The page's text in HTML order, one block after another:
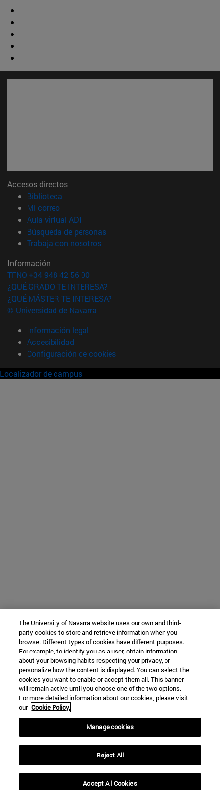
Accesos directos
Biblioteca
Mi correo(abre en nueva ventana)
Aula virtual ADI
Búsqueda de personas(abre en nueva ventana)
Trabaja con nosotros(abre en nueva ventana)
Información
TFNO +34 948 42 56 00
¿QUÉ GRADO TE INTERESA?
¿QUÉ MÁSTER TE INTERESA?
© Universidad de Navarra
Información legal
Accesibilidad
Configuración de cookies
Localizador de campus
The University of Navarra website uses our own and third-
party cookies to store and retrieve information when you
browse. Different types of cookies have different purposes.
For example, to identify you as a user, obtain information
about your browsing habits respecting your privacy, or
personalize how the content is displayed. You can select the
cookies you want to enable or accept them all. This banner
will remain active until you choose one of the two options.
For more detailed information about our cookies, please visit
our Cookie Policy.
Manage cookies
Reject All
Accept All Cookies